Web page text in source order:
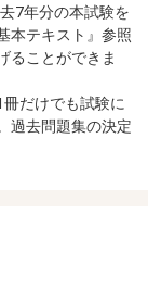
7年分の本試験を
本テキスト』参照
ることができま
だけでも試験に
過去問題集の決定